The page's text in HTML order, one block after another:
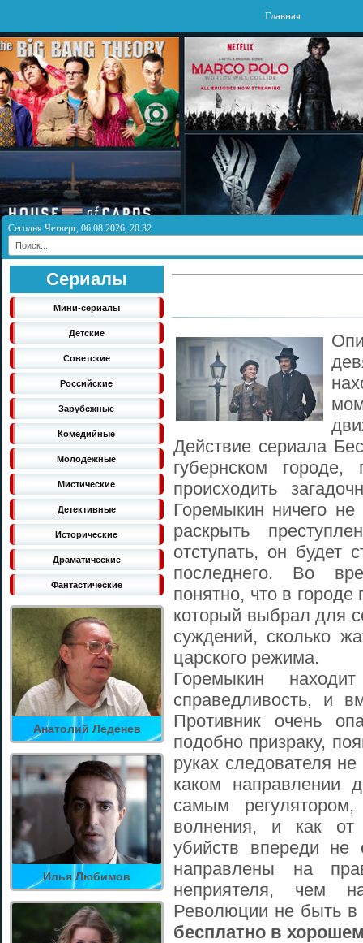
Главная
Сегодня Четверг, 06.08.2026, 20:32
Сериалы
Мини-сериалы
Детские
Советские
Российские
Зарубежные
Комедийные
Молодёжные
Мистические
Детективные
Исторические
Драматические
Фантастические
Анатолий Леденев
Илья Любимов
Действие сериала
губернском
происходить
Горемыкин ничего
раскрыть
отступать, он будет
последнего. Во
понятно, что в
который выбрал для
суждений, сколько
царского режима.
Горемыкин
справедливость, и
Противник очень
подобно призраку,
руках следователя
каком направлении
самым
волнения, и как от
убийств впереди не
направлены на
неприятеля, чем
Революции не быть
бесплатно в